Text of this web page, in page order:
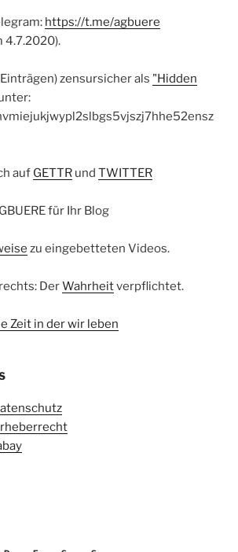
https://t.me/agbuere
4.7.2020).
zensursicher als "Hidden
auf GETTR und TWITTER
für Ihr Blog
zu eingebetteten Videos.
DerWahrheitverpflichtet.
Zeit in der wir leben